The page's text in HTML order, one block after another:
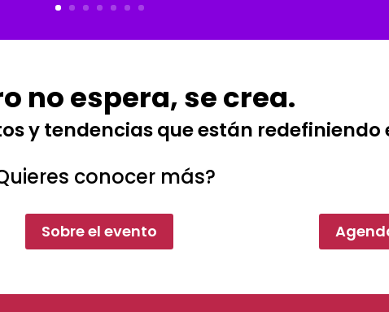
no espera, se crea.
y tendencias que están
conocer más?
Sobre el evento